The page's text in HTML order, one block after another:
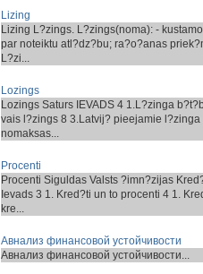
Lizing
Lizing L?zings. L?zings(noma): -
par noteiktu atl?dz?bu; ra?o?anas
L?zi...
Lоzings
Lоzings Saturs IEVADS 4 1.L?zinga
vais l?zings 8 3.Latvij? pieejamie
nomaksas...
Procenti
Procenti Siguldas Valsts ?imn?zijas
Ievads 3 1. Kred?ti un to procenti 4 1.
kre...
Авнализ финансовой устойчивости
Авнализ финансовой устойчивости...